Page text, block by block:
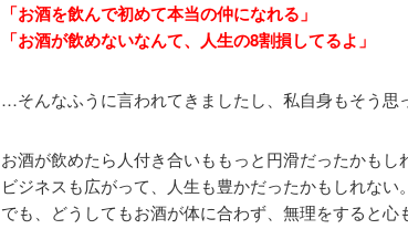
「お酒を飲んで初めて本当の仲になれる」
「お酒が飲めないなんて、人生の8割損してるよ」
…そんなふうに言われてきましたし、私自身もそう思
お酒が飲めたら人付き合いももっと円滑だったかもし
ビジネスも広がって、人生も豊かだったかもしれない。
でも、どうしてもお酒が体に合わず、無理をすると心